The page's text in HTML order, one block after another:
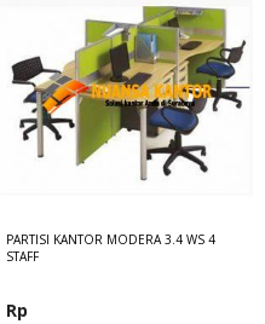
PARTISI KANTOR MODERA 3.4 WS 4
STAFF
Rp